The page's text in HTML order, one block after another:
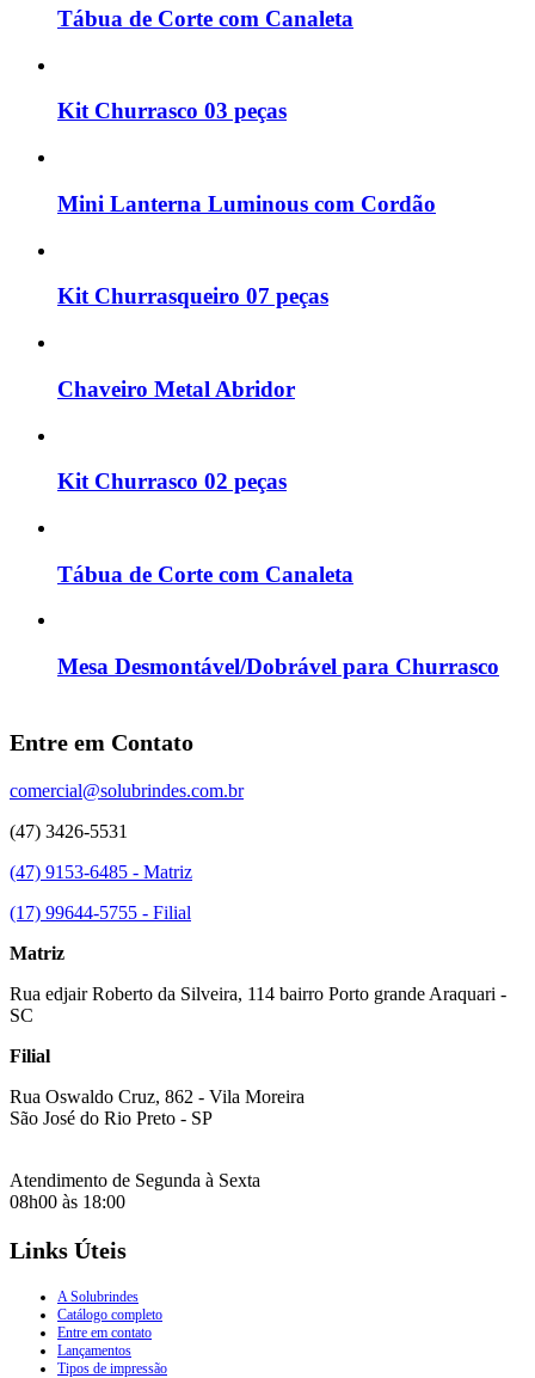
Tábua de Corte com Canaleta
Kit Churrasco 03 peças
Mini Lanterna Luminous com Cordão
Kit Churrasqueiro 07 peças
Chaveiro Metal Abridor
Kit Churrasco 02 peças
Tábua de Corte com Canaleta
Mesa Desmontável/Dobrável para Churrasco
Entre em Contato
comercial@solubrindes.com.br
(47) 3426-5531
(47) 9153-6485 - Matriz
(17) 99644-5755 - Filial
Matriz
Rua edjair Roberto da Silveira, 114 bairro Porto grande Araquari -
SC
Filial
Rua Oswaldo Cruz, 862 - Vila Moreira
São José do Rio Preto - SP
Atendimento de Segunda à Sexta
08h00 às 18:00
Links Úteis
A Solubrindes
Catálogo completo
Entre em contato
Lançamentos
Tipos de impressão